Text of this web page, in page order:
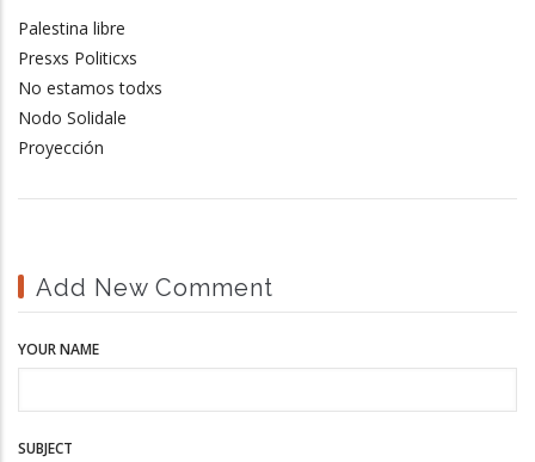
Palestina libre
Presxs Politicxs
No estamos todxs
Nodo Solidale
Proyección
Add New Comment
YOUR NAME
SUBJECT